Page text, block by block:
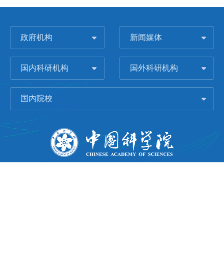
政府机构 新闻媒体
国内科研机构 国外科研机构
国内院校